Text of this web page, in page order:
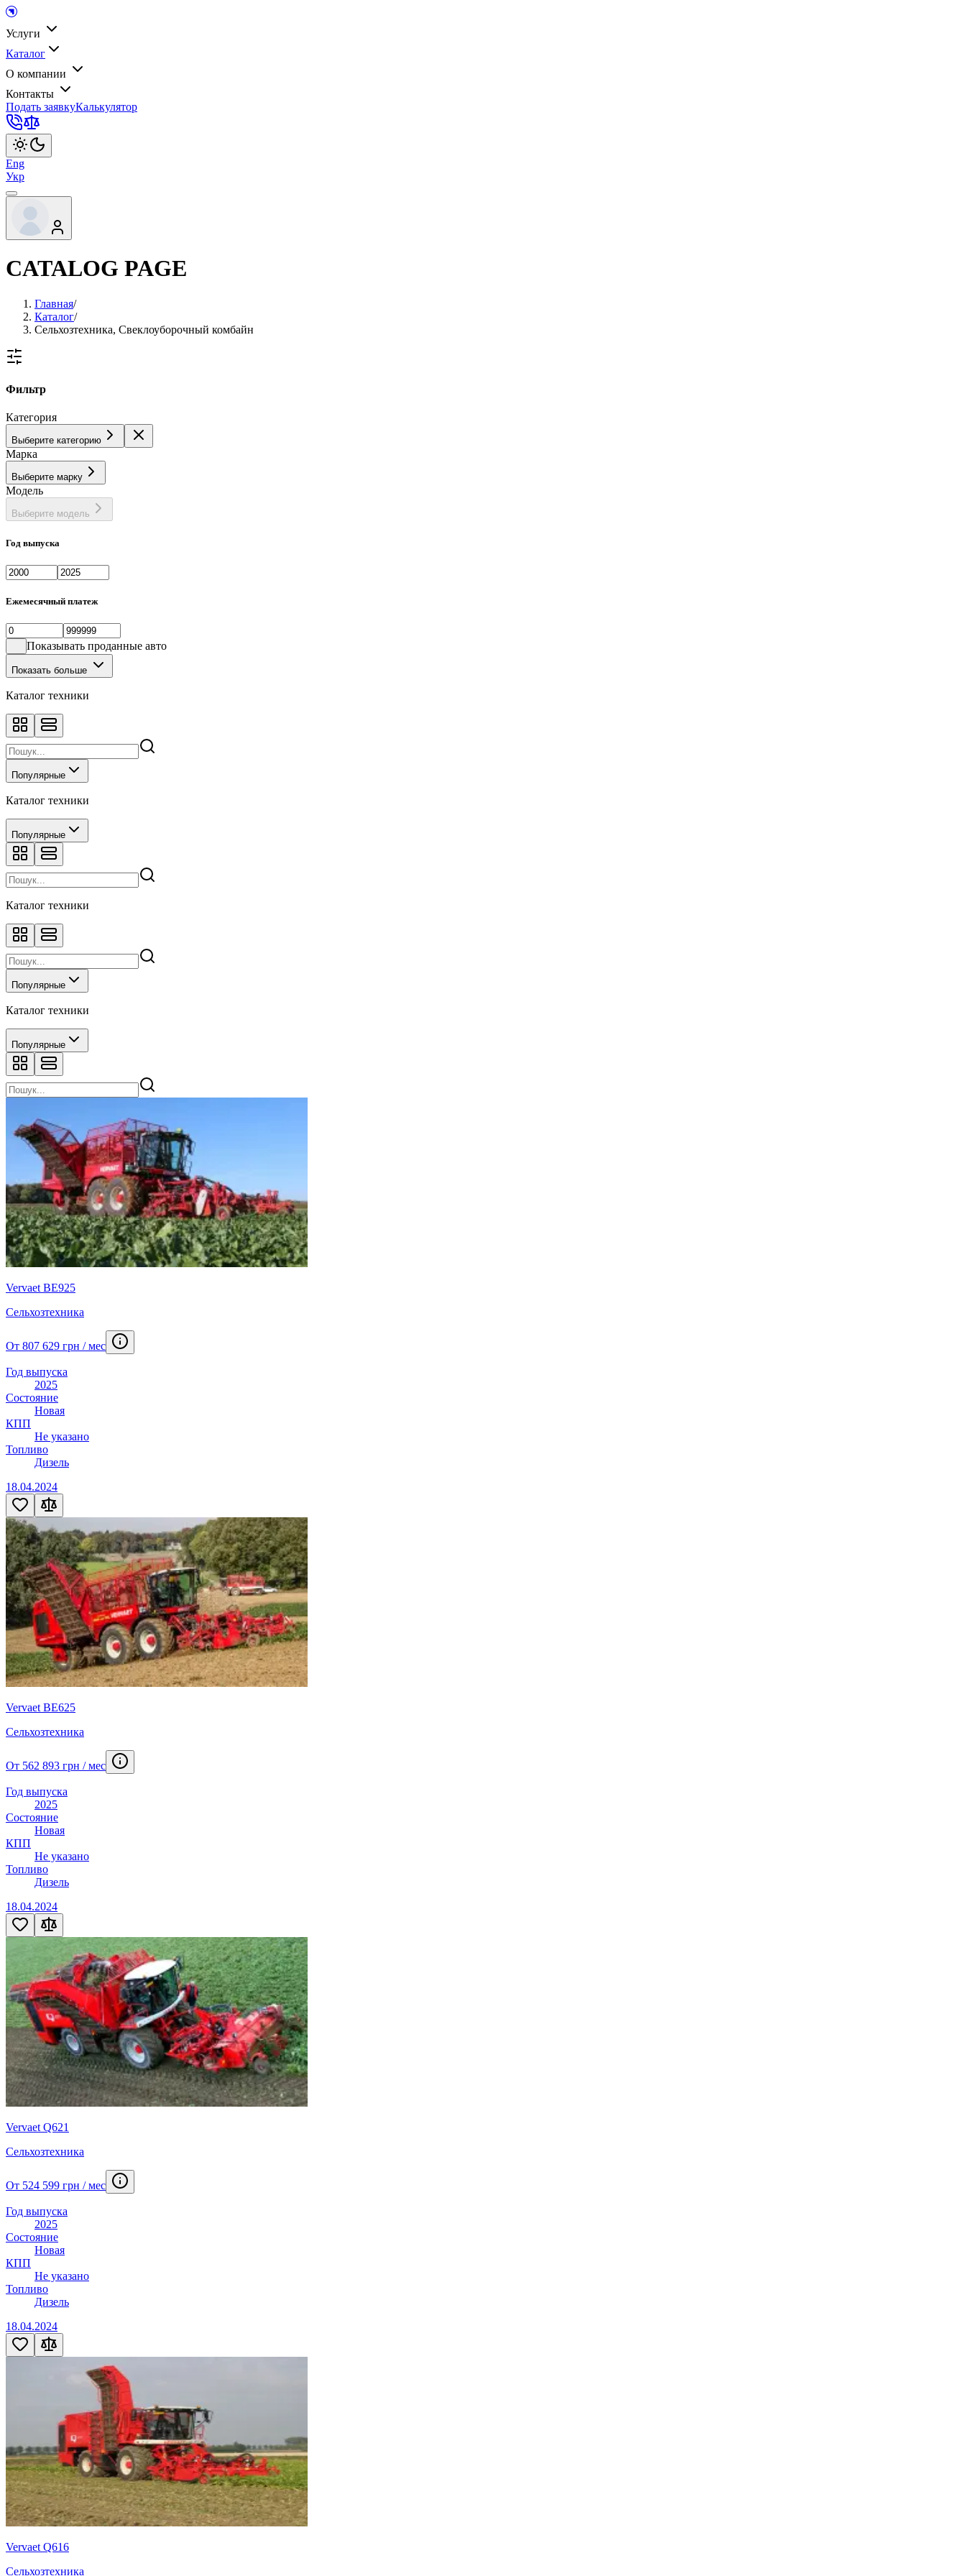
Услуги
Каталог
О компании
Контакты
Подать заявкуКалькулятор
Eng
Укр
CATALOG PAGE
Главная/
Каталог/
Сельхозтехника, Свеклоуборочный комбайн
Фильтр
Категория
Выберите категорию
Марка
Выберите марку
Модель
Выберите модель
Год выпуска
Ежемесячный платеж
Показывать проданные авто
Показать больше
Каталог техники
Популярные
Каталог техники
Популярные
Каталог техники
Популярные
Каталог техники
Популярные
Vervaet BE925
Сельхозтехника
От 807 629 грн / мес
Год выпуска
2025
Состояние
Новая
КПП
Не указано
Топливо
Дизель
18.04.2024
Vervaet BE625
Сельхозтехника
От 562 893 грн / мес
Год выпуска
2025
Состояние
Новая
КПП
Не указано
Топливо
Дизель
18.04.2024
Vervaet Q621
Сельхозтехника
От 524 599 грн / мес
Год выпуска
2025
Состояние
Новая
КПП
Не указано
Топливо
Дизель
18.04.2024
Vervaet Q616
Сельхозтехника